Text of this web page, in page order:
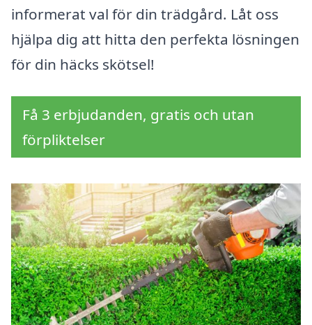
informerat val för din trädgård. Låt oss
hjälpa dig att hitta den perfekta lösningen
för din häcks skötsel!
Få 3 erbjudanden, gratis och utan
förpliktelser